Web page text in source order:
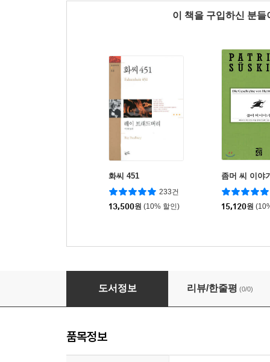
이 책을 구입하신 분
화씨 451
233건
13,500원 (10% 할인)
좀머 씨 이야
15,120원
이상한 나라의 앨리스 (특별보급판)
도서정보 리뷰/한줄평 (0/0)
품목정보